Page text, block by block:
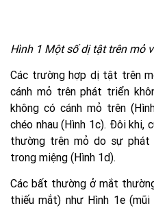
Hình 1 Một số dị tật trên mỏ
Các trường hợp dị tật trên
cánh mỏ trên phát triển
không có cánh mỏ trên
chéo nhau (Hình 1c). Đôi khi,
thường trên mỏ do sự phát
trong miệng (Hình 1d).
Các bất thường ở mắt
thiếu mắt) như Hình 1e